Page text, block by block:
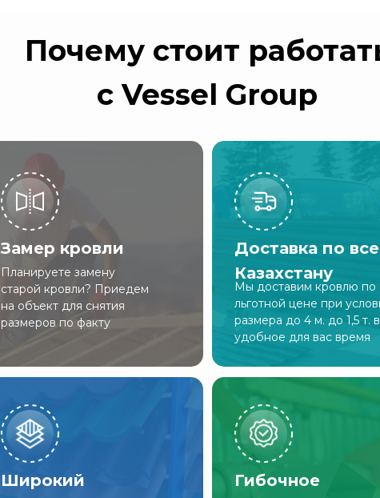
Замер кровли
Планируете замену
старой кровли? Приедем
на объект для снятия
размеров по факту
Доставка по
Казахстану
Широкий
Мы доставим кровлю по
льготной цене при
размера до 4 м. до 1,5 т. в
удобное для вас время
Гибочное
Почему стоит
с Vessel Group